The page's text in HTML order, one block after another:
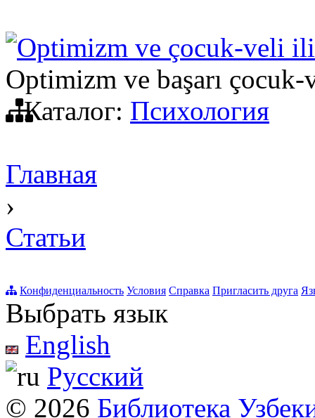
Optimizm ve çocuk-veli
Optimizm ve başarı
Каталог: Психология
Главная
›
Статьи
Конфиденциальность Условия Справка Пригласить друга
Выбрать язык
English
Русский
© 2026 Библиотека